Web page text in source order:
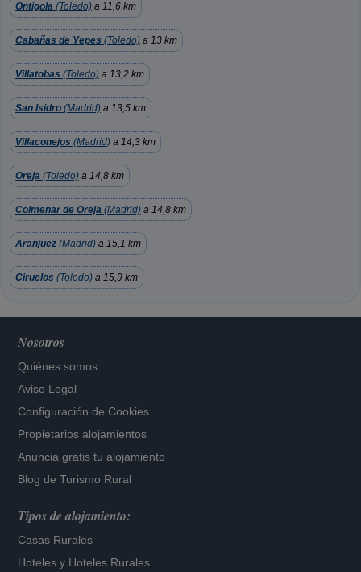
Ontigola (Toledo) a 11,6 km
Cabañas de Yepes (Toledo) a 13 km
Villatobas (Toledo) a 13,2 km
San Isidro (Madrid) a 13,5 km
Villaconejos (Madrid) a 14,3 km
Oreja (Toledo) a 14,8 km
Colmenar de Oreja (Madrid) a 14,8 km
Aranjuez (Madrid) a 15,1 km
Ciruelos (Toledo) a 15,9 km
Nosotros
Quiénes somos
Aviso Legal
Configuración de Cookies
Propietarios alojamientos
Anuncia gratis tu alojamiento
Blog de Turismo Rural
Tipos de alojamiento:
Casas Rurales
Hoteles y Hoteles Rurales